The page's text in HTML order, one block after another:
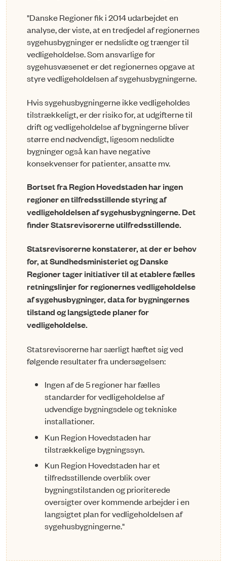
"Danske Regioner fik i 2014 udarbejdet en
analyse, der viste, at en tredjedel af regionernes
sygehusbyg­ninger er nedslidte og trænger til
vedligeholdelse. Som ansvarlige for
sygehusvæsenet er det regionernes opgave at
styre vedligeholdelsen af sygehusbygningerne.
Hvis sygehusbygningerne ikke vedligeholdes
tilstrækkeligt, er der risiko for, at udgifterne til
drift og vedligeholdelse af bygningerne bliver
større end nødvendigt, ligesom nedslidte
bygninger også kan have negative
konsekvenser for patienter, ansatte mv.
Bortset fra Region Hovedstaden har ingen
regioner en tilfredsstil­len­de styring af
vedligeholdelsen af sygehusbygningerne. Det
finder Statsrevisorerne utilfredsstillende.
Statsrevisorerne konstaterer, at der er behov
for, at Sundhedsmini­steriet og Danske
Regioner tager initiativer til at etablere fælles
retnings­linjer for regionernes vedligeholdelse
af sygehus­bygninger, da­ta for bygningernes
tilstand og langsigtede planer for
vedligeholdelse.
Statsrevisorerne har særligt hæftet sig ved
følgende resultater fra under­søg­elsen:
Ingen af de 5 regioner har fælles
standarder for vedligeholdelse af
udvendige bygningsdele og tekniske
installationer.
Kun Region Hovedstaden har
tilstrækkelige bygningssyn.
Kun Region Hovedstaden har et
tilfredsstillende overblik over
bygningstilstanden og prioriterede
oversigter over kommende arbejder i en
langsigtet plan for vedligeholdelsen af
sygehusbygningerne."